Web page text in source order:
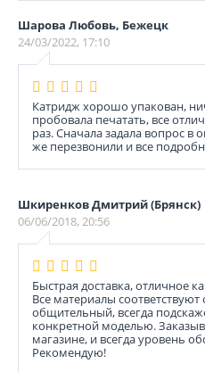
Шарова Любовь, Бежецк
24/03/2022, 17:10
Катридж хорошо упакован,
пробовала печатать, все
раз. Сначала задала вопрос в
же перезвонили и все
Шкиренков Дмитрий (Брянск)
06/06/2018, 20:56
Быстрая доставка, отличное
Все материалы
общительный, всегда
конкретной моделью.
магазине, и всегда уровень
Рекомендую!